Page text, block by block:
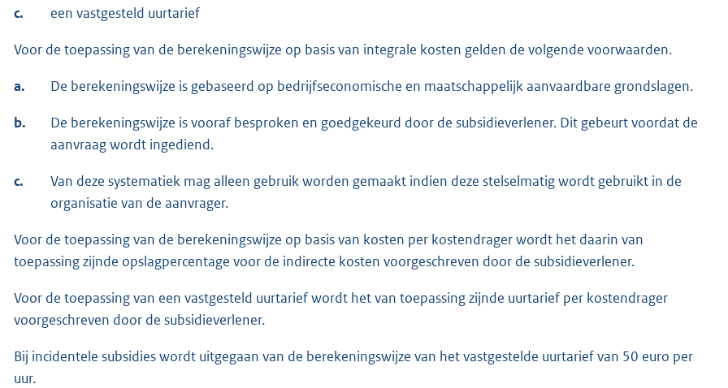
c. een vastgesteld uurtarief
Voor de toepassing van de berekeningswijze op basis van integrale kosten gelden de volgende voorwaarden.
a. De berekeningswijze is gebaseerd op bedrijfseconomische en maatschappelijk aanvaardbare grondslagen.
b.
De berekeningswijze is vooraf besproken en goedgekeurd door de subsidieverlener. Dit gebeurt voordat de
aanvraag wordt ingediend.
c.
Van deze systematiek mag alleen gebruik worden gemaakt indien deze stelselmatig wordt gebruikt in de
organisatie van de aanvrager.
Voor de toepassing van de berekeningswijze op basis van kosten per kostendrager wordt het daarin van
toepassing zijnde opslagpercentage voor de indirecte kosten voorgeschreven door de subsidieverlener.
Voor de toepassing van een vastgesteld uurtarief wordt het van toepassing zijnde uurtarief per kostendrager
voorgeschreven door de subsidieverlener.
Bij incidentele subsidies wordt uitgegaan van de berekeningswijze van het vastgestelde uurtarief van 50 euro per
uur.